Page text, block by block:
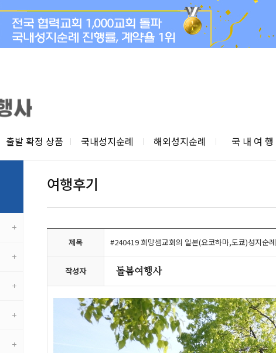
출발 확정 상품 국내성지순례 해외성지순례 국 내 여 행
여행후기
제목 #240419 희망샘교회의 일본(요코하마,도쿄)성지순례
작성자